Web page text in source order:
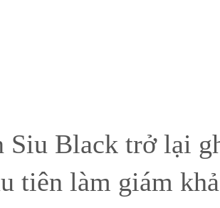
Siu Black trở lại
tiên làm giám